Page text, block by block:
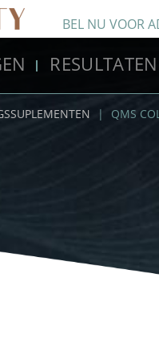
BEL NU VOOR
RESULTATEN
| QMS